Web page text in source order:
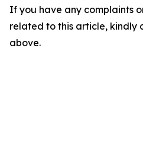
If you have any complaints
related to this article, kindly
above.